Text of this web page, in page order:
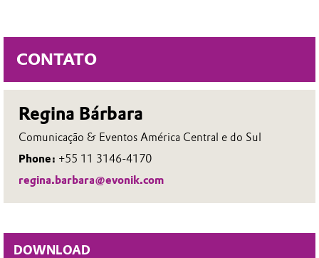
CONTATO
Regina Bárbara
Comunicação & Eventos América Central e do Sul
Phone: +55 11 3146-4170
regina.barbara@evonik.com
DOWNLOAD